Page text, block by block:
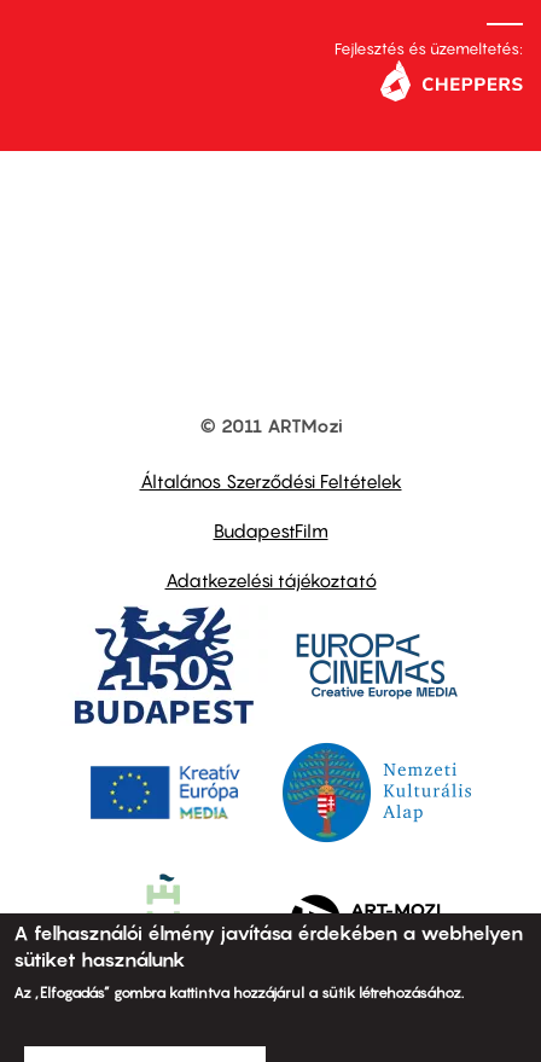
Fejlesztés és üzemeltetés:
© 2011 ARTMozi
Általános Szerződési Feltételek
BudapestFilm
Adatkezelési tájékoztató
A felhasználói élmény javítása érdekében a webhelyen
sütiket használunk
Az „Elfogadás” gombra kattintva hozzájárul a sütik létrehozásához.